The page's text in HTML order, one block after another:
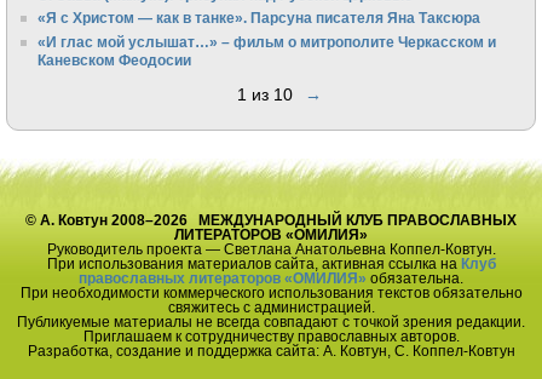
«Я с Христом — как в танке». Парсуна писателя Яна Таксюра
«И глас мой услышат…» – фильм о митрополите Черкасском и
Каневском Феодосии
1 из 10 →
© А. Ковтун 2008–2026 МЕЖДУНАРОДНЫЙ КЛУБ ПРАВОСЛАВНЫХ
ЛИТЕРАТОРОВ «ОМИЛИЯ»
Руководитель проекта — Светлана Анатольевна Коппел-Ковтун.
При использования материалов сайта, активная ссылка на Клуб
православных литераторов «ОМИЛИЯ» обязательна.
При необходимости коммерческого использования текстов обязательно
свяжитесь с администрацией.
Публикуемые материалы не всегда совпадают с точкой зрения редакции.
Приглашаем к сотрудничеству православных авторов.
Разработка, создание и поддержка сайта: А. Ковтун, С. Коппел-Ковтун